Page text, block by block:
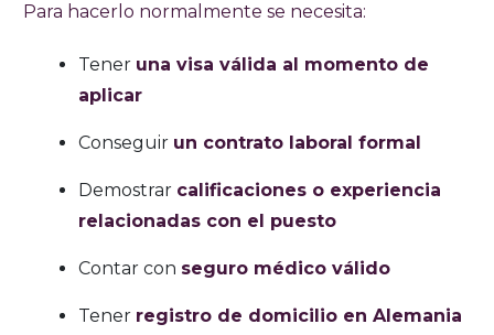
Para hacerlo normalmente se necesita:
Tener una visa válida al momento de
aplicar
Conseguir un contrato laboral formal
Demostrar calificaciones o experiencia
relacionadas con el puesto
Contar con seguro médico válido
Tener registro de domicilio en Alemania